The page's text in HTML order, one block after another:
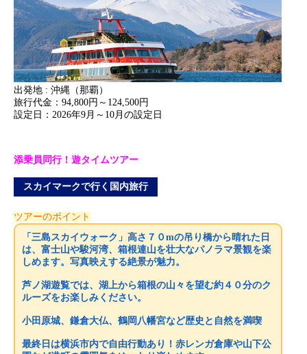
出発地 : 沖縄（那覇）
旅行代金：94,800円～124,500円
設定日：2026年9月～10月の設定日
添乗員同行！遊タイムツアー
スカイマークで行く国内旅行
ツアーのポイント
「三島スカイウォーク」高さ７０mの吊り橋から晴れた日
は、富士山や駿河湾、箱根連山を壮大なパノラマ景観を楽
しめます。写真映えする絶景が魅力。
芦ノ湖遊覧では、湖上から箱根の山々を望む約４０分のク
ルーズをお楽しみください。
小田原城、鎌倉大仏、鶴岡八幡宮など歴史と自然を満喫
最終日は横浜市内で自由行動あり！赤レンガ倉庫や山下公